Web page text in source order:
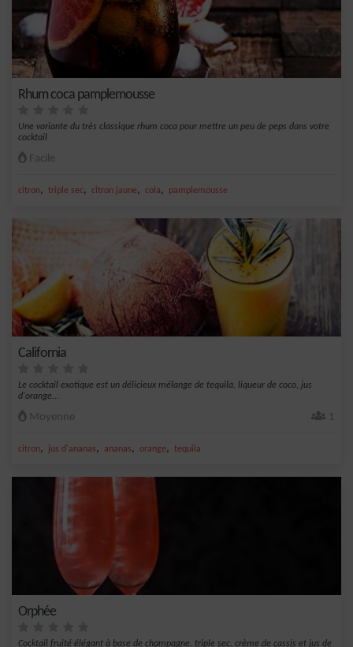
Rhum coca pamplemousse
Une variante du très classique rhum coca pour mettre un peu de peps dans votre
cocktail
Facile
citron, triple sec, citron jaune, cola, pamplemousse
California
Le cocktail exotique est un délicieux mélange de tequila, liqueur de coco, jus
d'orange...
Moyenne 1
citron, jus d'ananas, ananas, orange, tequila
Orphée
Cocktail fruité élégant à base de champagne, triple sec, crème de cassis et jus de